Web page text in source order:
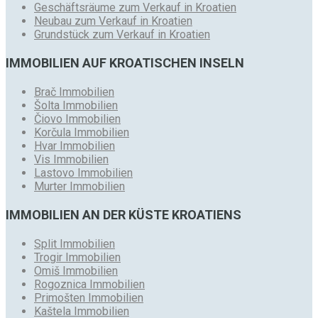
Geschäftsräume zum Verkauf in Kroatien
Neubau zum Verkauf in Kroatien
Grundstück zum Verkauf in Kroatien
IMMOBILIEN AUF KROATISCHEN INSELN
Brač Immobilien
Šolta Immobilien
Čiovo Immobilien
Korčula Immobilien
Hvar Immobilien
Vis Immobilien
Lastovo Immobilien
Murter Immobilien
IMMOBILIEN AN DER KÜSTE KROATIENS
Split Immobilien
Trogir Immobilien
Omiš Immobilien
Rogoznica Immobilien
Primošten Immobilien
Kaštela Immobilien